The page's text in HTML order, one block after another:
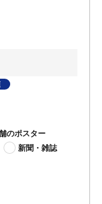
のポスター
新聞・雑誌